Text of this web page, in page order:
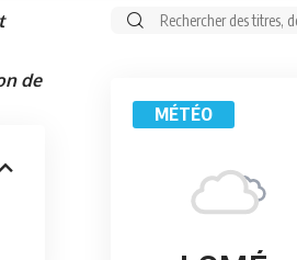
de
Rechercher:
MÉTÉO